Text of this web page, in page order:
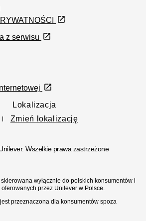
z serwisu
Lokalizacja
Zmień lokalizację
Wszelkie prawa zastrzeżone
wyłącznie do polskich konsumentów i
oferowanych przez Unilever w Polsce.
przeznaczona dla konsumentów spoza